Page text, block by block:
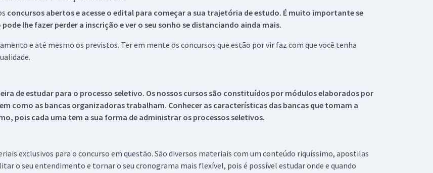
concursos abertos e acesse o edital para começar a sua trajetória de estudo. É muito importante se
lhe fazer perder a inscrição e ver o seu sonho se distanciando ainda mais.
e até mesmo os previstos. Ter em mente os concursos que estão por vir faz com que você tenha
de estudar para o processo seletivo. Os nossos cursos são constituídos por módulos elaborados por
como as bancas organizadoras trabalham. Conhecer as características das bancas que tomam a
pois cada uma tem a sua forma de administrar os processos seletivos.
exclusivos para o concurso em questão. São diversos materiais com um conteúdo riquíssimo, apostilas
o seu entendimento e tornar o seu cronograma mais flexível, pois é possível estudar onde e quando